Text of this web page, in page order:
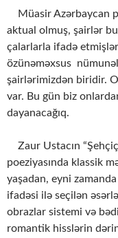
Müasir Azərbaycan
aktual olmuş, şairlər
çalarlarla ifadə
özünəməxsus
şairlərimizdən biridir.
var. Bu gün biz
dayanacağıq.
Zaur Ustacın
poeziyasında klassik
yaşadan, eyni
ifadəsi ilə seçilən
obrazlar sistemi və
romantik hisslərin